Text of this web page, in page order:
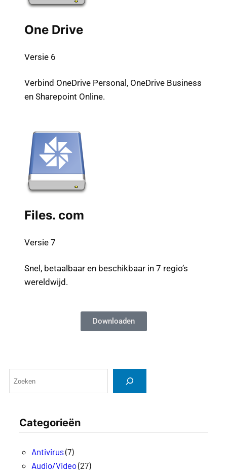
One Drive
Versie 6
Verbind OneDrive Personal, OneDrive Business
en Sharepoint Online.
Files. com
Versie 7
Snel, betaalbaar en beschikbaar in 7 regio’s
wereldwijd.
Downloaden
Categorieën
Antivirus(7)
Audio/Video(27)